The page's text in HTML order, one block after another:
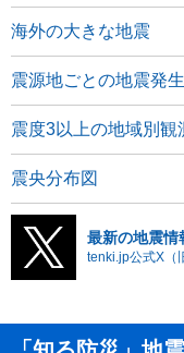
海外の大きな地震
震源地ごとの地震発
震度3以上の地域別観
震央分布図
最新の地震情
tenki.jp公式X（